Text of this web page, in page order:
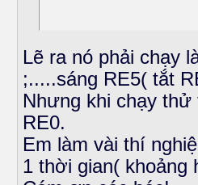
Lẽ ra nó phải chạy
;.....sáng RE5( tắt
Nhưng khi chạy
RE0.
Em làm vài thí
1 thời gian( khoảng